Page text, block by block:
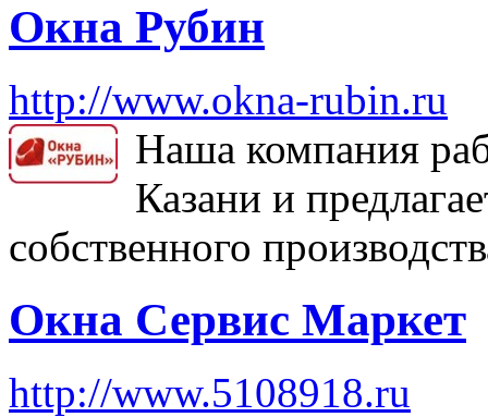
Окна Рубин
http://www.okna-rubin.ru
Наша компания
Казани и
собственного
Окна Сервис Маркет
http://www.5108918.ru